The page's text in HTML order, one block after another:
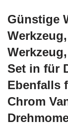
Günstige
Set in für
Ebenfalls
Chrom